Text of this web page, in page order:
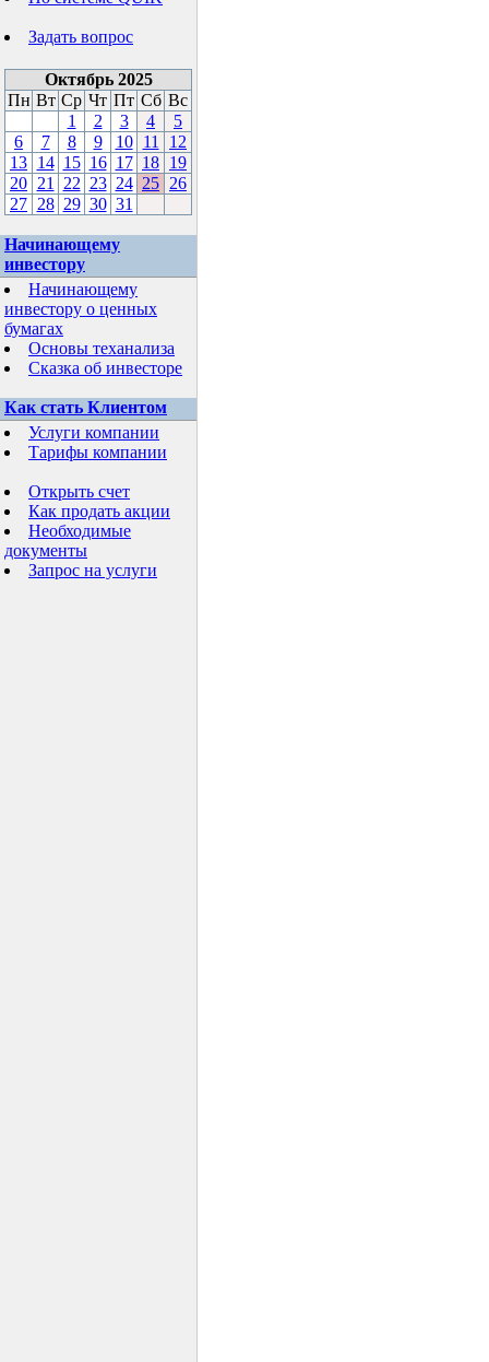
Задать вопрос
Октябрь 2025
Пн Вт Ср Чт Пт Сб Вс
1
2 3 4
5
6
7 8 9 10 11
12
13 14 15 16 17 18 19
20 21 22 23 24 25 26
27 28 29 30 31
Начинающему
инвестору
Начинающему
инвестору о ценных
бумагах
Основы теханализа
Сказка об инвесторе
Как стать Клиентом
Услуги компании
Тарифы компании
Открыть счет
Как продать акции
Необходимые
документы
Запрос на услуги